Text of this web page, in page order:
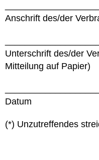
Anschrift des/der
Unterschrift des/der
Mitteilung auf Papier)
Datum
(*) Unzutreffendes